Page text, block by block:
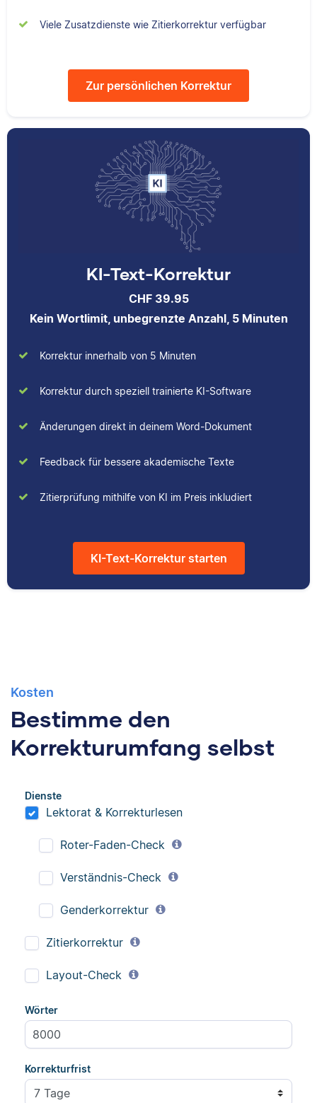
liebt sie besonders,
Sprache sowie
Wissenschaft
Jonathan
Jonathan hat
Kulturwissenschaften
freiberuflichen
auch als Lektor an
Viele Zusatzdienste wie Zitierkorrektur verfügbar
Zur persönlichen Korrektur
KI-Text-Korrektur
CHF 39.95
Kein Wortlimit, unbegrenzte Anzahl, 5 Minuten
Korrektur innerhalb von 5 Minuten
Korrektur durch speziell trainierte KI-Software
Änderungen direkt in deinem Word-Dokument
Feedback für bessere akademische Texte
Zitierprüfung mithilfe von KI im Preis inkludiert
KI-Text-Korrektur starten
Kosten
Bestimme den
Korrekturumfang selbst
Dienste
Lektorat & Korrekturlesen
Roter-Faden-Check
Verständnis-Check
Genderkorrektur
Zitierkorrektur
Layout-Check
Wörter
Korrekturfrist